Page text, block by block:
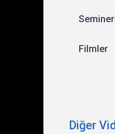
Filmler
Diğer